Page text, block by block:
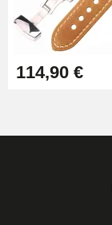
114,90 €